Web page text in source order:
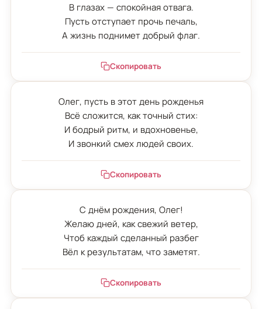
В глазах — спокойная отвага.
Пусть отступает прочь печаль,
А жизнь поднимет добрый флаг.
Скопировать
Олег, пусть в этот день рожденья
Всё сложится, как точный стих:
И бодрый ритм, и вдохновенье,
И звонкий смех людей своих.
Скопировать
С днём рождения, Олег!
Желаю дней, как свежий ветер,
Чтоб каждый сделанный разбег
Вёл к результатам, что заметят.
Скопировать